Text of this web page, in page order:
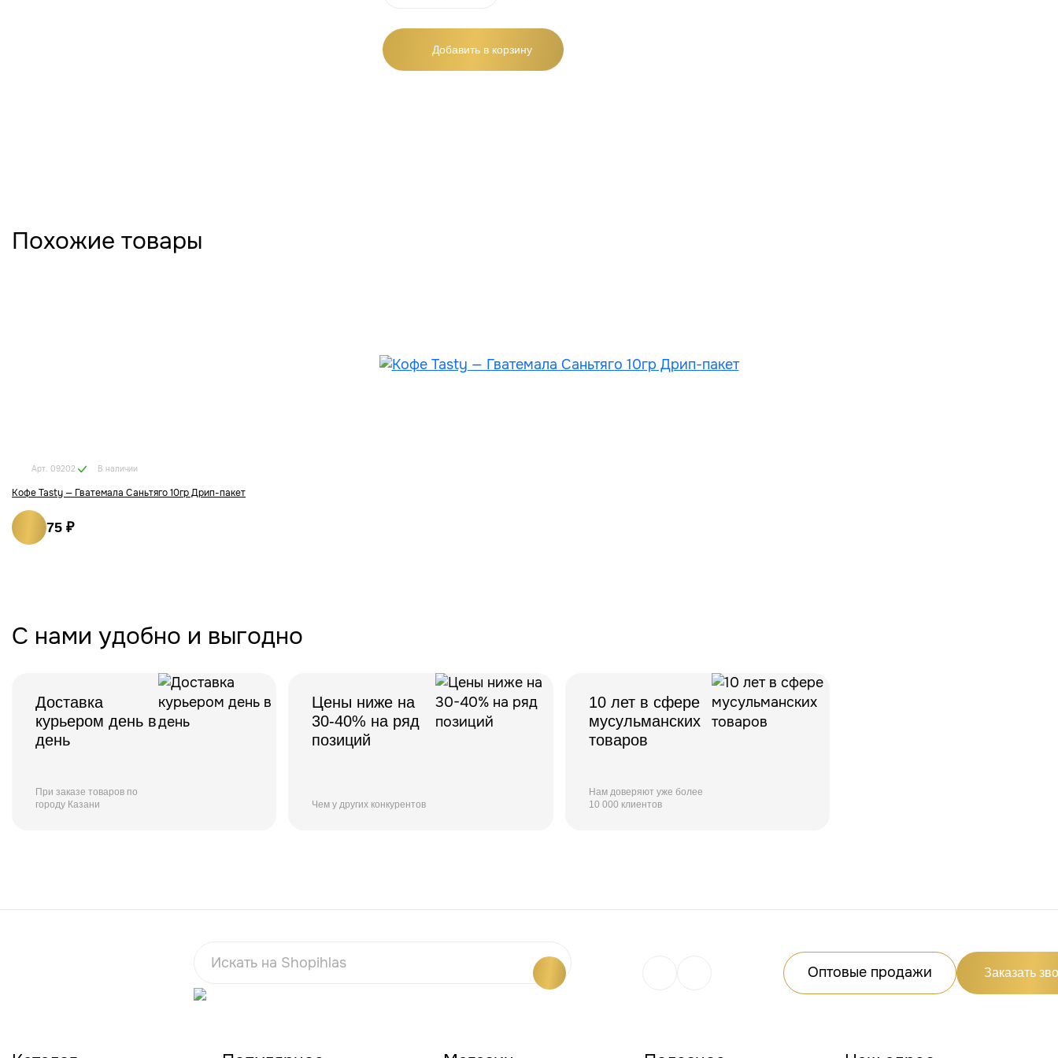
Добавить в корзину
Похожие товары
Арт. 09202 В наличии
Кофе Tasty — Гватемала Саньтяго 10гр Дрип-пакет
75 ₽
С нами удобно и выгодно
Доставка
курьером день в
день
При заказе товаров по
городу Казани
Цены ниже на
30-40% на ряд
позиций
Чем у других конкурентов
10 лет в сфере
мусульманских
товаров
Нам доверяют уже более
10 000 клиентов
Оптовые продажи Заказать